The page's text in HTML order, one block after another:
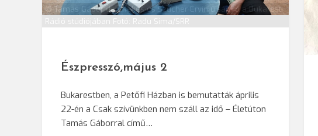
© Tamás Gábor dalénekes és Szucher Ervin újságíró a Bukaresti
Rádió stúdiójában Fotó: Radu Sima/SRR
Észpresszó,május 2
Bukarestben, a Petőfi Házban is bemutatták április
22-én a Csak szívünkben nem száll az idő – Életúton
Tamás Gáborral című…